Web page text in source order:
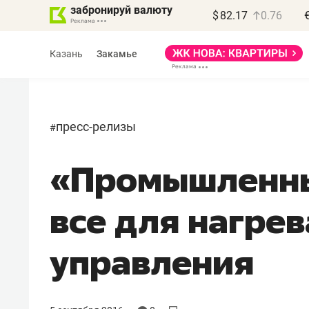
забронируй валюту $ 82.17 0.76
Казань Закамье
#пресс-релизы
все для
управления
Василь Мазитов
МАРТ
«Не зная местных
потерять минимум